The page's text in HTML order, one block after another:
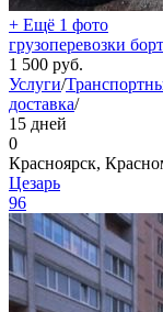
+ Ещё 1 фото
грузоперевозки
1 500 руб.
Услуги/
доставка/
15 дней
0
Красноярск,
Цезарь
96